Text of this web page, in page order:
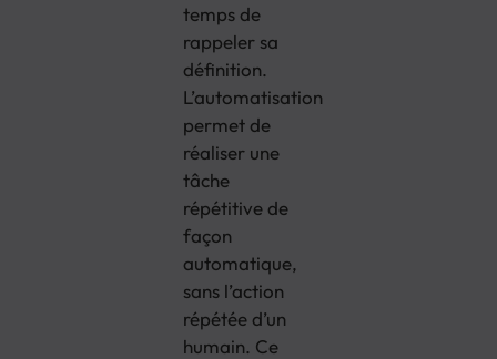
temps de
rappeler sa
définition.
L’automatisation
permet de
réaliser une
tâche
répétitive de
façon
automatique,
sans l’action
répétée d’un
humain. Ce